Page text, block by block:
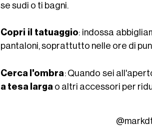
se sudi o ti bagni.
Copri il tatuaggio: indossa
pantaloni, soprattutto nelle ore di
Cerca l'ombra: Quando sei
a tesa larga o altri accessori per